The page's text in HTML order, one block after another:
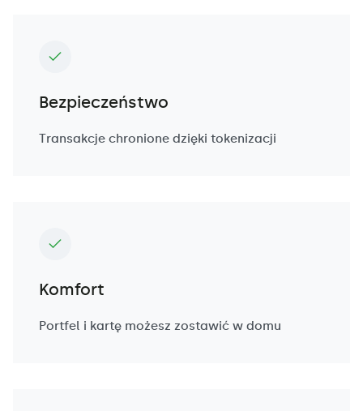
Bezpieczeństwo
Transakcje chronione dzięki tokenizacji
Komfort
Portfel i kartę możesz zostawić w domu